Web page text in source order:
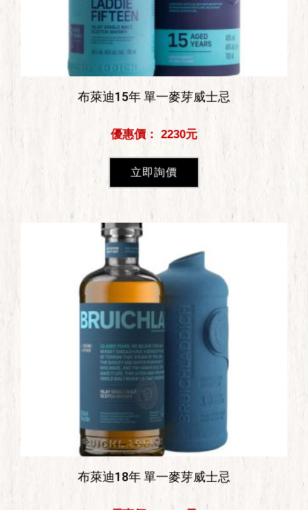
布萊迪15年 單一麥芽威士忌
優惠價： 2230元
立即詢價
布萊迪18年 單一麥芽威士忌